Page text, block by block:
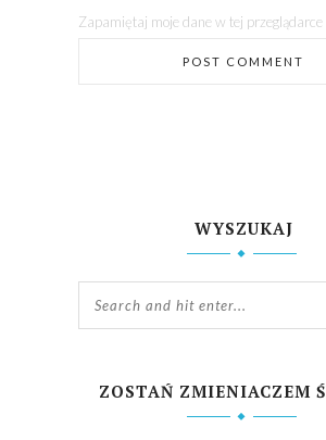
Zapamiętaj moje dane w tej
WYSZUKAJ
ZOSTAŃ ZMIENIACZEM